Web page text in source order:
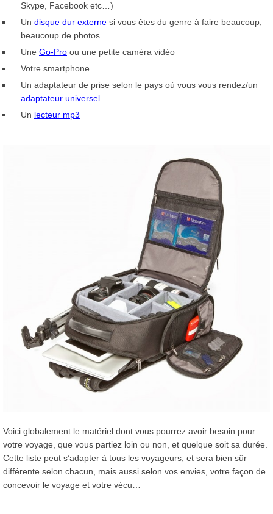
Skype, Facebook etc…)
Un disque dur externe si vous êtes du genre à faire beaucoup,
beaucoup de photos
Une Go-Pro ou une petite caméra vidéo
Votre smartphone
Un adaptateur de prise selon le pays où vous vous rendez/un
adaptateur universel
Un lecteur mp3
Voici globalement le matériel dont vous pourrez avoir besoin pour
votre voyage, que vous partiez loin ou non, et quelque soit sa durée.
Cette liste peut s’adapter à tous les voyageurs, et sera bien sûr
différente selon chacun, mais aussi selon vos envies, votre façon de
concevoir le voyage et votre vécu…